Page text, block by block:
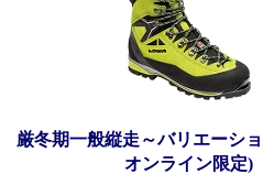
厳冬期一般縦走～バリエーシ
オンライン限定)